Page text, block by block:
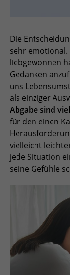
Die
sehr emotional.
liebgewonnen
Gedanken
uns
als einziger
Abgabe sind
für den einen
vielleicht
jede Situation
seine Gefühle